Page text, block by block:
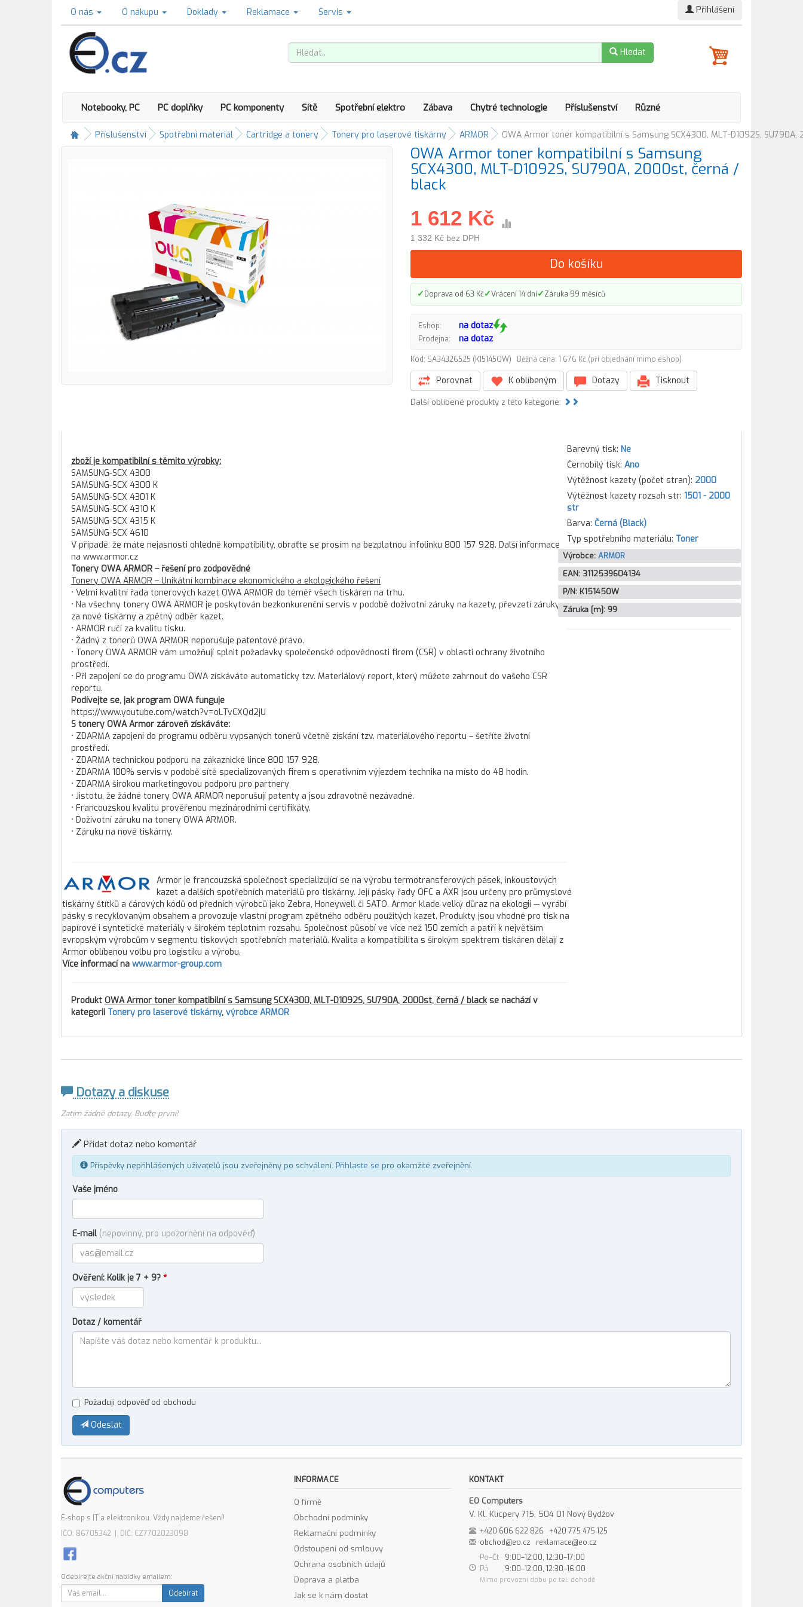
O nás O nákupu Doklady Reklamace Servis Přihlášení
Hledat
Notebooky, PC PC doplňky PC komponenty Sítě Spotřební elektro Zábava Chytré technologie Příslušenství Různé
Příslušenství Spotřební materiál Cartridge a tonery Tonery pro laserové tiskárny ARMOR OWA Armor toner kompatibilní s Samsung SCX4300, MLT-D1092S,
OWA Armor toner kompatibilní s Samsung
SCX4300, MLT-D1092S, SU790A, 2000st, černá /
black
1 612 Kč
1 332 Kč bez DPH
Do košíku
✓Doprava od 63 Kč✓Vrácení 14 dní✓Záruka 99 měsíců
Eshop: na dotaz
Prodejna: na dotaz
Kód: SA34326525 (K15145OW) Běžná cena: 1 676 Kč (při objednání mimo eshop)
Porovnat K oblíbeným Dotazy Tisknout
Další oblíbené produkty z této kategorie:
zboží je kompatibilní s těmito výrobky:
SAMSUNG-SCX 4300
SAMSUNG-SCX 4300 K
SAMSUNG-SCX 4301 K
SAMSUNG-SCX 4310 K
SAMSUNG-SCX 4315 K
SAMSUNG-SCX 4610
V případě, že máte nejasnosti ohledně kompatibility, obraťte se prosím na bezplatnou infolinku 800 157 928. Další informace
na www.armor.cz
Tonery OWA ARMOR – řešení pro zodpovědné
Tonery OWA ARMOR – Unikátní kombinace ekonomického a ekologického řešení
• Velmi kvalitní řada tonerových kazet OWA ARMOR do téměř všech tiskáren na trhu.
• Na všechny tonery OWA ARMOR je poskytován bezkonkurenční servis v podobě doživotní záruky na kazety, převzetí záruky
za nové tiskárny a zpětný odběr kazet.
• ARMOR ručí za kvalitu tisku.
• Žádný z tonerů OWA ARMOR neporušuje patentové právo.
• Tonery OWA ARMOR vám umožňují splnit požadavky společenské odpovědnosti firem (CSR) v oblasti ochrany životního
prostředí.
• Při zapojení se do programu OWA získáváte automaticky tzv. Materiálový report, který můžete zahrnout do vašeho CSR
reportu.
Podívejte se, jak program OWA funguje
https://www.youtube.com/watch?v=oLTvCXQd2jU
S tonery OWA Armor zároveň získáváte:
• ZDARMA zapojení do programu odběru vypsaných tonerů včetně získání tzv. materiálového reportu – šetříte životní
prostředí.
• ZDARMA technickou podporu na zákaznické lince 800 157 928.
• ZDARMA 100% servis v podobě sítě specializovaných firem s operativním výjezdem technika na místo do 48 hodin.
• ZDARMA širokou marketingovou podporu pro partnery
• Jistotu, že žádné tonery OWA ARMOR neporušují patenty a jsou zdravotně nezávadné.
• Francouzskou kvalitu prověřenou mezinárodními certifikáty.
• Doživotní záruku na tonery OWA ARMOR.
• Záruku na nové tiskárny.
Armor je francouzská společnost specializující se na výrobu termotransferových pásek, inkoustových
kazet a dalších spotřebních materiálů pro tiskárny. Její pásky řady OFC a AXR jsou určeny pro průmyslové
tiskárny štítků a čárových kódů od předních výrobců jako Zebra, Honeywell či SATO. Armor klade velký důraz na ekologii — vyrábí
pásky s recyklovaným obsahem a provozuje vlastní program zpětného odběru použitých kazet. Produkty jsou vhodné pro tisk na
papírové i syntetické materiály v širokém teplotním rozsahu. Společnost působí ve více než 150 zemích a patří k největším
evropským výrobcům v segmentu tiskových spotřebních materiálů. Kvalita a kompatibilita s širokým spektrem tiskáren dělají z
Armor oblíbenou volbu pro logistiku a výrobu.
Více informací na www.armor-group.com
Produkt OWA Armor toner kompatibilní s Samsung SCX4300, MLT-D1092S, SU790A, 2000st, černá / blackse nachází v
kategorii Tonery pro laserové tiskárny, výrobce ARMOR
Barevný tisk: Ne
Černobílý tisk: Ano
Výtěžnost kazety (počet stran): 2000
Výtěžnost kazety rozsah str: 1501 - 2000
str
Barva: Černá (Black)
Typ spotřebního materiálu: Toner
Výrobce: ARMOR
EAN: 3112539604134
P/N: K15145OW
Záruka [m]: 99
Dotazy a diskuse
Zatím žádné dotazy. Buďte první!
Přidat dotaz nebo komentář
Příspěvky nepřihlášených uživatelů jsou zveřejněny po schválení. Přihlaste se pro okamžité zveřejnění.
Vaše jméno
E-mail (nepovinný, pro upozornění na odpověď)
Ověření: Kolik je 7 + 9? *
Dotaz / komentář
Požaduji odpověď od obchodu
Odeslat
E-shop s IT a elektronikou. Vždy najdeme řešení!
IČO: 86705342 | DIČ: CZ7702023098
Odebírejte akční nabídky emailem:
Odebírat
INFORMACE
O firmě
Obchodní podmínky
Reklamační podmínky
Odstoupení od smlouvy
Ochrana osobních údajů
Doprava a platba
Jak se k nám dostat
KONTAKT
EO Computers
V. Kl. Klicpery 715, 504 01 Nový Bydžov
+420 606 622 826
+420 775 475 125
obchod@eo.cz
reklamace@eo.cz
Po–Čt
9:00–12:00, 12:30–17:00
Pá
9:00–12:00, 12:30–16:00
Mimo provozní dobu po tel. dohodě